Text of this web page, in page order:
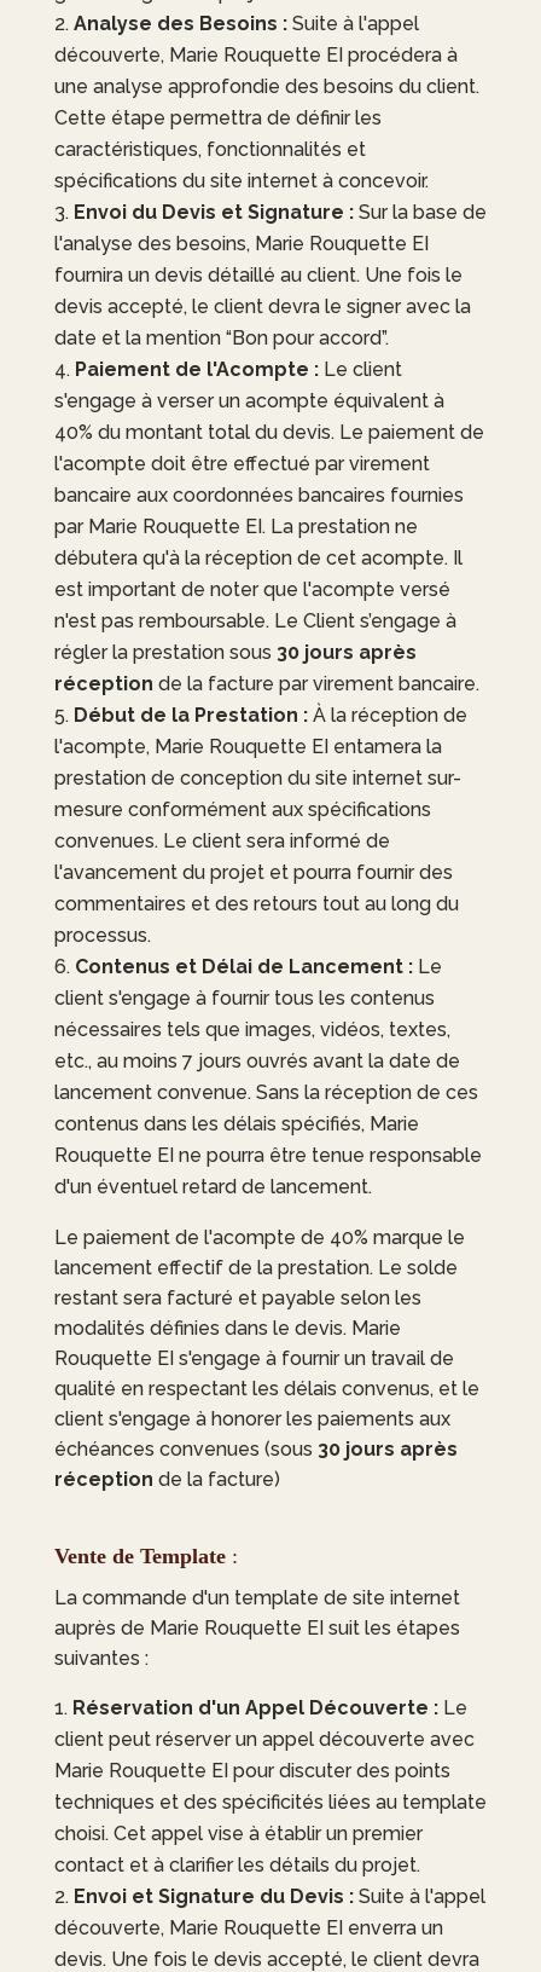
Analyse des Besoins :Suite à l'appel
découverte, Marie Rouquette EIprocédera à
une analyse approfondie des besoins du client.
Cette étape permettra de définir les
caractéristiques, fonctionnalités et
spécifications du site internet à concevoir.
Envoi du Devis et Signature :Sur la base de
l'analyse des besoins, Marie Rouquette EI
fournira un devis détaillé au client. Une fois le
devis accepté, le client devra le signer avec la
date et la mention “Bon pour accord”.
Paiement de l'Acompte :Le client
s'engage à verser un acompte équivalent à
40% du montant total du devis. Le paiement de
l'acompte doit être effectué par virement
bancaire aux coordonnées bancaires fournies
par Marie Rouquette EI. La prestation ne
débutera qu'à la réception de cet acompte. Il
est important de noter que l'acompte versé
n'est pas remboursable. Le Client s’engage à
régler la prestation sous 30 jours après
réception de la facture par virement bancaire.
Début de la Prestation :À la réception de
l'acompte, Marie Rouquette EIentamera la
prestation de conception du site internet sur-
mesure conformément aux spécifications
convenues. Le client sera informé de
l'avancement du projet et pourra fournir des
commentaires et des retours tout au long du
processus.
Contenus et Délai de Lancement :Le
client s'engage à fournir tous les contenus
nécessaires tels que images, vidéos, textes,
etc., au moins 7 jours ouvrés avant la date de
lancement convenue. Sans la réception de ces
contenus dans les délais spécifiés, Marie
Rouquette EIne pourra être tenue responsable
d'un éventuel retard de lancement.
Le paiement de l'acompte de 40% marque le
lancement effectif de la prestation. Le solde
restant sera facturé et payable selon les
modalités définies dans le devis. Marie
Rouquette EIs'engage à fournir un travail de
qualité en respectant les délais convenus, et le
client s'engage à honorer les paiements aux
échéances convenues (sous 30 jours après
réception de la facture)
Vente de Template:
La commande d'un template de site internet
auprès de Marie Rouquette EIsuit les étapes
suivantes :
Réservation d'un Appel Découverte :Le
client peut réserver un appel découverte avec
Marie Rouquette EIpour discuter des points
techniques et des spécificités liées au template
choisi. Cet appel vise à établir un premier
contact et à clarifier les détails du projet.
Envoi et Signature du Devis :Suite à l'appel
découverte, Marie Rouquette EIenverra un
devis. Une fois le devis accepté, le client devra